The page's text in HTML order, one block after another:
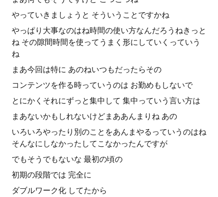
やっていきましょうと そういうことですかね
やっぱり大事なのはね時間の使い方なんだろうねきっと
ね その隙間時間を使ってうまく形にしていくっていう
ね
まあ今回は特に あのねいつもだったらその
コンテンツを作る時っていうのは お勤めもしないで
とにかくそれにずっと集中して 集中っていう言い方は
まあないかもしれないけどまああんまりね あの
いろいろやったり別のことをあんまやるっていうのはね
そんなにしなかったしてこなかったんですが
でもそうでもないな 最初の頃の
初期の段階では 完全に
ダブルワーク化 してたから